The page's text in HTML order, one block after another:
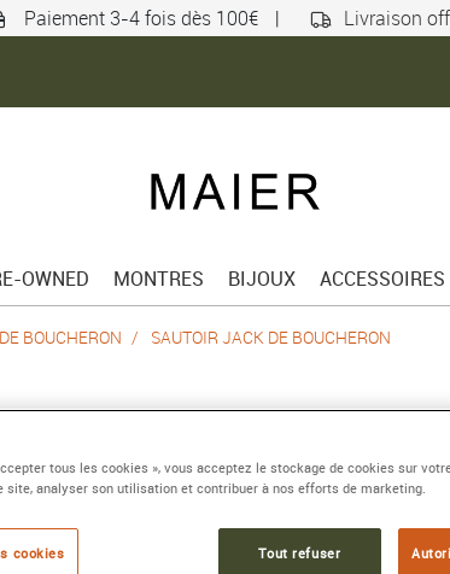
Paiement 3-4 fois dès 100€ | Livraison
OWNED MONTRES BIJOUX ACCESSOIRES
BOUCHERON SAUTOIR JACK DE BOUCHERON
SAUTOIR
Or jaune 18 carats
Référence :JBT00761
Collection :JACK DE
tous les cookies », vous acceptez le stockage de cookies sur
site, analyser son utilisation et contribuer à nos efforts de marketing.
cookies Tout refuser